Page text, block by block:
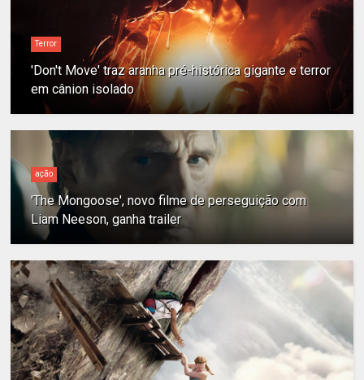
Terror
'Don't Move' traz aranha pré-histórica gigante e terror
em cânion isolado
ação
'The Mongoose', novo filme de perseguição com
Liam Neeson, ganha trailer